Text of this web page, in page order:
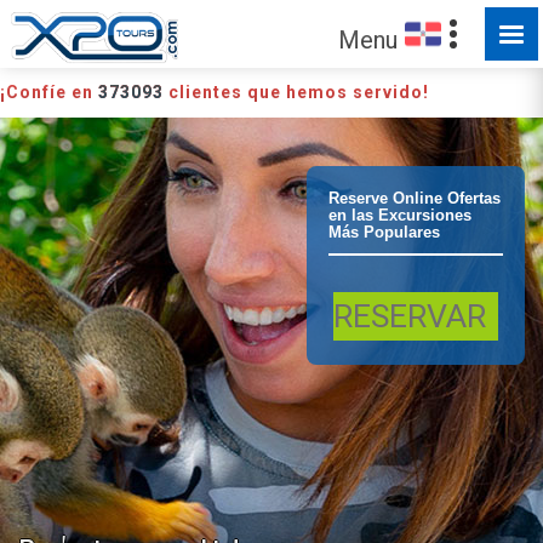
Puerto Plata
Monkeyland
desde Puerto
Plata
Menu
¡Confíe en 373093 clientes que hemos servido!
Reserve Online Ofertas
en las Excursiones
Más Populares
RESERVAR